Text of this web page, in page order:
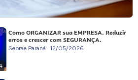
Como ORGANIZAR sua EMPRESA. Reduzir
erros e crescer com SEGURANÇA.
Sebrae Paraná 12/05/2026